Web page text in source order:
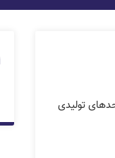
تولیدی